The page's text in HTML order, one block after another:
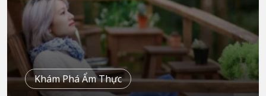
Khám Phá Ẩm Thực